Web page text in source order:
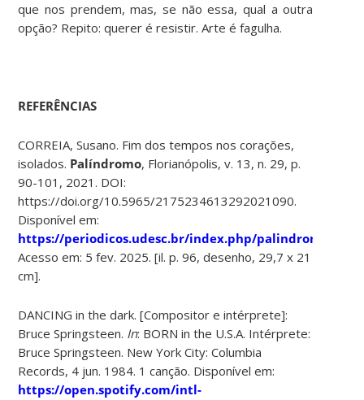
que nos prendem, mas, se não essa, qual a outra
opção? Repito: querer é resistir. Arte é fagulha.
REFERÊNCIAS
CORREIA, Susano. Fim dos tempos nos corações,
isolados. Palíndromo, Florianópolis, v. 13, n. 29, p.
90-101, 2021. DOI:
https://doi.org/10.5965/2175234613292021090.
Disponível em:
https://periodicos.udesc.br/index.php/palindromo/
Acesso em: 5 fev. 2025. [il. p. 96, desenho, 29,7 x 21
cm].
DANCING in the dark. [Compositor e intérprete]:
Bruce Springsteen. In: BORN in the U.S.A. Intérprete:
Bruce Springsteen. New York City: Columbia
Records, 4 jun. 1984. 1 canção. Disponível em:
https://open.spotify.com/intl-